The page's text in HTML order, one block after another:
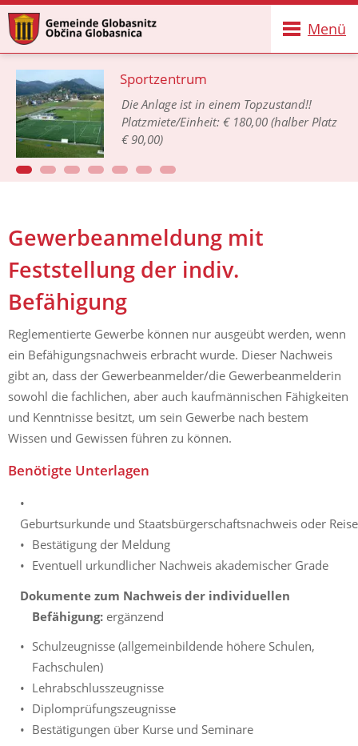
Menü
Sportzentrum
Die Anlage ist in einem Topzustand!!
Platzmiete/Einheit: € 180,00 (halber Platz
€ 90,00)
Gewerbeanmeldung mit
Feststellung der indiv.
Befähigung
Reglementierte Gewerbe können nur ausgeübt werden, wenn
ein Befähigungsnachweis erbracht wurde. Dieser Nachweis
gibt an, dass der Gewerbeanmelder/die Gewerbeanmelderin
sowohl die fachlichen, aber auch kaufmännischen Fähigkeiten
und Kenntnisse besitzt, um sein Gewerbe nach bestem
Wissen und Gewissen führen zu können.
Benötigte Unterlagen
Geburtsurkunde und Staatsbürgerschaftsnachweis oder
Bestätigung der Meldung
Eventuell urkundlicher Nachweis akademischer Grade
Dokumente zum Nachweis der individuellen
Befähigung: ergänzend
Schulzeugnisse (allgemeinbildende höhere Schulen,
Fachschulen)
Lehrabschlusszeugnisse
Diplomprüfungszeugnisse
Bestätigungen über Kurse und Seminare